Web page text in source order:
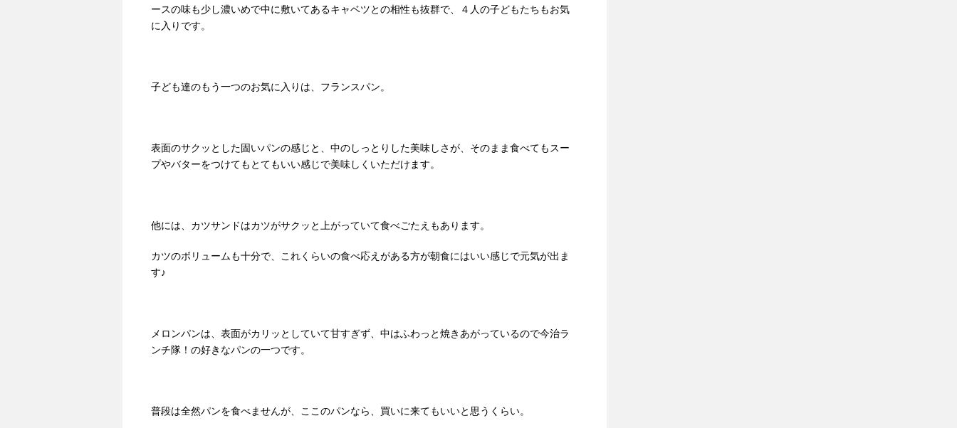
ースの味も少し濃いめで中に敷いてあるキャベツとの相性も抜群で、４人の子どもたちもお気
に入りです。
子ども達のもう一つのお気に入りは、フランスパン。
表面のサクッとした固いパンの感じと、中のしっとりした美味しさが、そのまま食べてもスー
プやバターをつけてもとてもいい感じで美味しくいただけます。
他には、カツサンドはカツがサクッと上がっていて食べごたえもあります。
カツのボリュームも十分で、これくらいの食べ応えがある方が朝食にはいい感じで元気が出ま
す♪
メロンパンは、表面がカリッとしていて甘すぎず、中はふわっと焼きあがっているので今治ラ
ンチ隊！の好きなパンの一つです。
普段は全然パンを食べませんが、ここのパンなら、買いに来てもいいと思うくらい。